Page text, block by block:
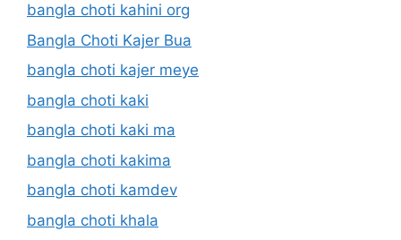
bangla choti kahini org
Bangla Choti Kajer Bua
bangla choti kajer meye
bangla choti kaki
bangla choti kaki ma
bangla choti kakima
bangla choti kamdev
bangla choti khala